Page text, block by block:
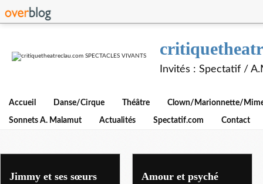
Invités : Spectatif /
Accueil Danse/Cirque Théâtre Clown/Marionnette/
Sonnets A. Malamut Actualités Spectatif.com Contact
th 71 malakoff
Jimmy et ses sœurs
Amour et psyché